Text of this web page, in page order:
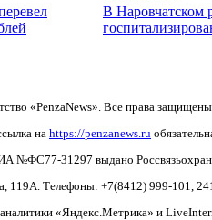
В Наровчатском
«PenzaNews». Все права
на https://penzanews.ru
№ФС77-31297 выдано
119А. Телефоны: +7(8412) 999-101,
«Яндекс.Метрика» и